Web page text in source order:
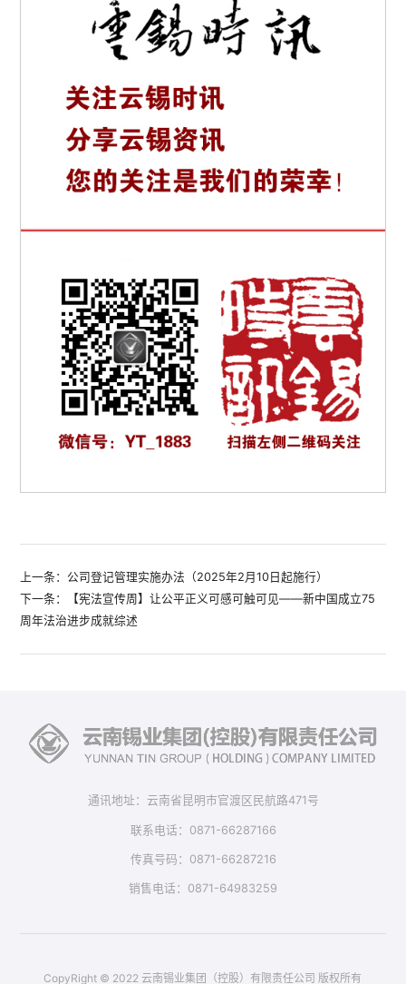
上一条：公司登记管理实施办法（2025年2月10日起施行）
下一条：【宪法宣传周】让公平正义可感可触可见——新中国成立75
周年法治进步成就综述
通讯地址：云南省昆明市官渡区民航路471号
联系电话：0871-66287166
传真号码：0871-66287216
销售电话：0871-64983259
CopyRight © 2022 云南锡业集团（控股）有限责任公司 版权所有